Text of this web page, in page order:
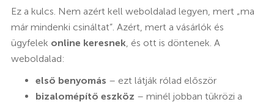
Ez a kulcs. Nem azért kell weboldalad legyen, mert „ma
már mindenki csináltat”. Azért, mert a vásárlók és
ügyfelek online keresnek, és ott is döntenek. A
weboldalad:
első benyomás – ezt látják rólad először
bizalomépítő eszköz – minél jobban tükrözi a